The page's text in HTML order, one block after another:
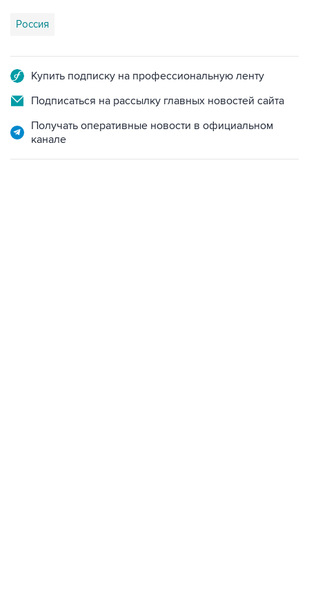
Россия
Купить подписку на профессиональную ленту
Подписаться на рассылку главных новостей сайта
Получать оперативные новости в официальном
канале